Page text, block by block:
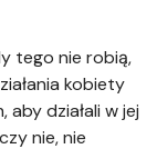
tego nie robią,
kobiety
aby działali w jej
nie, nie